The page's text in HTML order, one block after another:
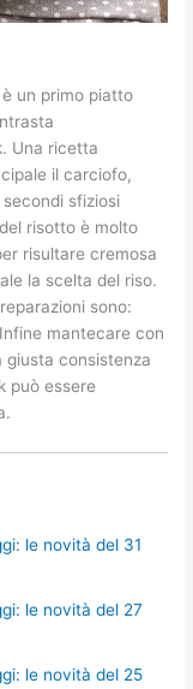
un primo piatto
Una ricetta
il carciofo,
sfiziosi
risotto è molto
risultare cremosa
la scelta del riso.
sono:
mantecare con
giusta consistenza
può essere
le novità del 31
le novità del 27
le novità del 25